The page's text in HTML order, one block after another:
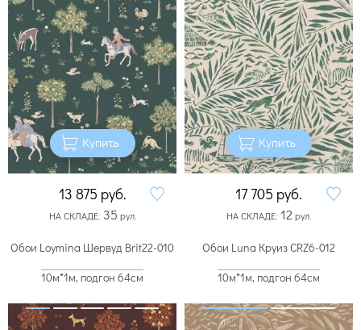
Купить
13 875 руб.
НА СКЛАДЕ: 35 рул.
Купить
17 705 руб.
НА СКЛАДЕ: 12рул.
Обои Loymina Шервуд Brit22-010
10м*1м, подгон 64см
Обои Luna Круиз CRZ6-012
10м*1м, подгон 64см